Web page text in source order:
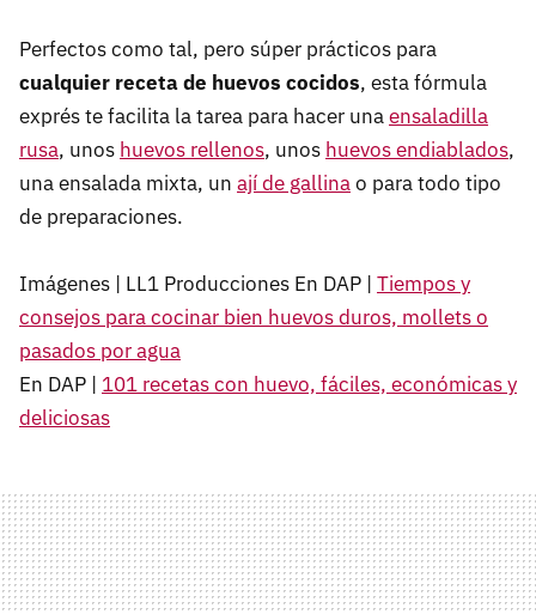
Perfectos como tal, pero súper prácticos para
cualquier receta de huevos cocidos, esta fórmula
exprés te facilita la tarea para hacer unaensaladilla
rusa, unos huevos rellenos, unos huevos endiablados,
una ensalada mixta, un ají de gallinao para todo tipo
de preparaciones.
Imágenes | LL1 Producciones En DAP | Tiempos y
consejos para cocinar bien huevos duros, mollets o
pasados por agua
En DAP | 101 recetas con huevo, fáciles, económicas y
deliciosas